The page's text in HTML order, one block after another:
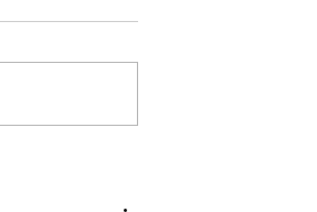
Ich dachte es wird mal wieder
Zeit nach der Reha war gut, weil